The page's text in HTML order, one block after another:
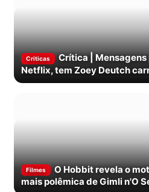
Criticas
Crítica | Mensagens
Netflix, tem Zoey Deutch
costas
Filmes
O Hobbit revela o
mais polêmica de Gimli n'O